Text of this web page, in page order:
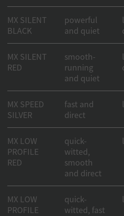
MX SILENT
BLACK
powerful
and quiet
MX SILENT
RED
smooth-
running
and quiet
MX SPEED
SILVER
fast and
direct
MX LOW
PROFILE
RED
quick-
witted,
smooth
and direct
MX LOW
PROFILE
quick-
witted, fast